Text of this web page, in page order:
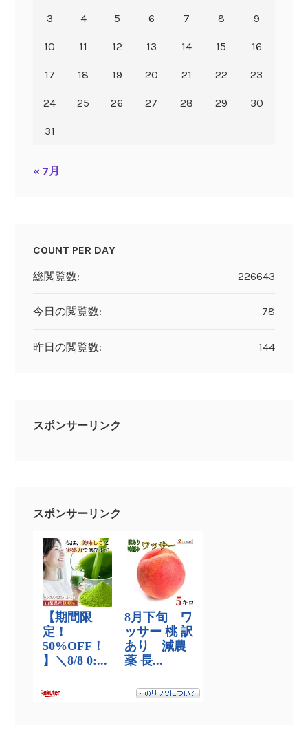
3 4 5 6 7 8 9
10 11 12 13 14 15 16
17 18 19 20 21 22 23
24 25 26 27 28 29 30
31
« 7月
COUNT PER DAY
226643
総閲覧数:
78
今日の閲覧数:
144
昨日の閲覧数:
スポンサーリンク
スポンサーリンク